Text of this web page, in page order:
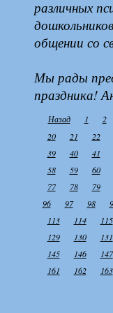
различных
общении со
Мы рады
праздника!
Назад 1
2
20
21
22
39
40
41
58
59
60
77
78
79
96
97 98
113
114
115
129
130
131
145
146
147
161
162 163